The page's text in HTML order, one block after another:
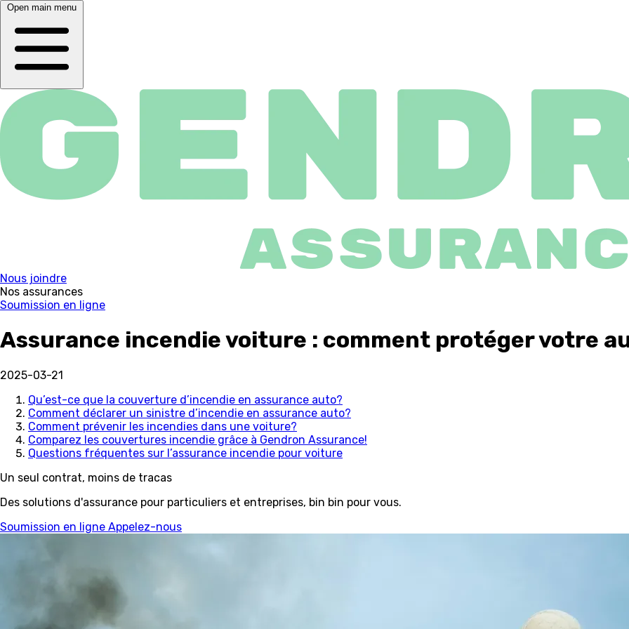
Open main menu
Nous joindre
Nos assurances
Soumission en ligne
Assurance incendie voiture : comment protéger votre
2025-03-21
Qu’est-ce que la couverture d’incendie en assurance auto?
Comment déclarer un sinistre d’incendie en assurance auto?
Comment prévenir les incendies dans une voiture?
Comparez les couvertures incendie grâce à Gendron Assurance!
Questions fréquentes sur l’assurance incendie pour voiture
Un seul contrat, moins de tracas
Des solutions d'assurance pour particuliers et entreprises, bin bin pour vous.
Soumission en ligne Appelez-nous